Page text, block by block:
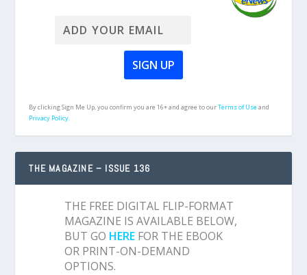
By clicking Sign Me Up, you confirm you are 16+ and agree to ourTerms of Useand
Privacy Policy.
THE MAGAZINE – ISSUE 136
THE FREE DIGITAL FLIP-FORMAT
MAGAZINE IS AVAILABLE BELOW,
BUT GO HERE FOR THE EBOOK
OR PRINT-ON-DEMAND
OPTIONS.